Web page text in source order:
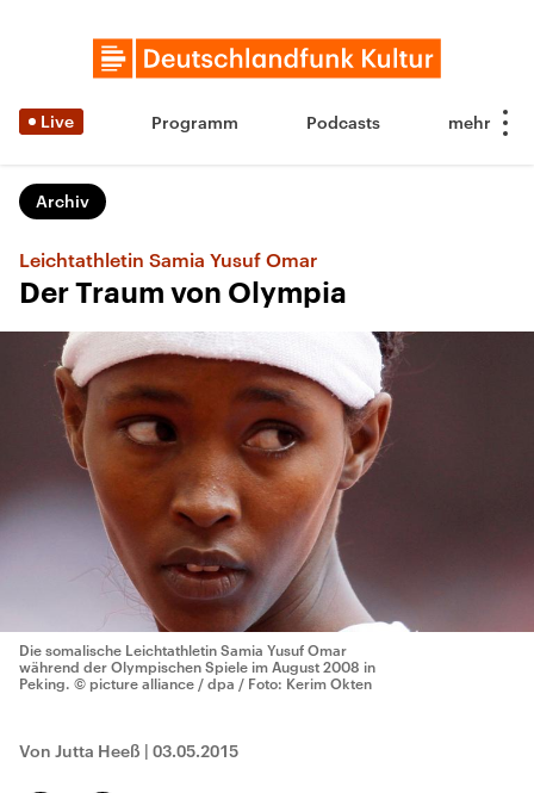
Live Programm Podcasts
Archiv
Leichtathletin Samia Yusuf Omar
Der Traum von Olympia
Die somalische Leichtathletin Samia Yusuf Omar
während der Olympischen Spiele im August 2008 in
Peking. © picture alliance / dpa / Foto: Kerim Okten
Von Jutta Heeß | 03.05.2015